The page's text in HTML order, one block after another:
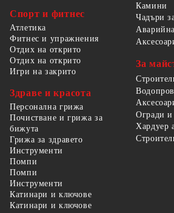
Спорт и фитнес
Атлетика
Фитнес и упражнения
Отдих на открито
Отдих на открито
Игри на закрито
Здраве и красота
Персонална грижа
Почистване и грижа за
бижута
Грижа за здравето
Камини
Чадъри
За
Огради и
Хардуер
Инструменти
Помпи
Помпи
Инструменти
Катинари и ключове
Катинари и ключове